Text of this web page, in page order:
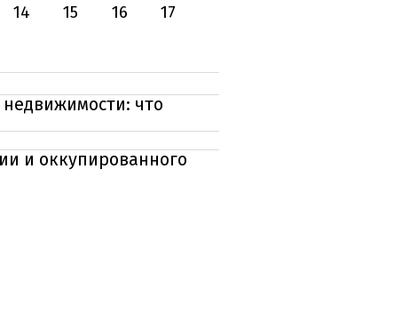
14 15 16
17
что
и оккупированного